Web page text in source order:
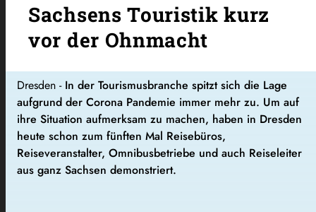
Sachsens Touristik kurz
vor der Ohnmacht
Dresden - In der Tourismusbranche spitzt sich die Lage
aufgrund der Corona Pandemie immer mehr zu. Um auf
ihre Situation aufmerksam zu machen, haben in Dresden
heute schon zum fünften Mal Reisebüros,
Reiseveranstalter, Omnibusbetriebe und auch Reiseleiter
aus ganz Sachsen demonstriert.